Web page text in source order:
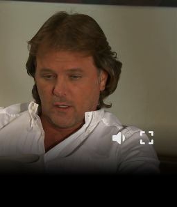
Dzikie serce